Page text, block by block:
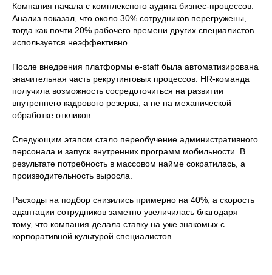
Компания начала с комплексного аудита бизнес-процессов.
Анализ показал, что около 30% сотрудников перегружены,
тогда как почти 20% рабочего времени других специалистов
используется неэффективно.
После внедрения платформы e-staff была автоматизирована
значительная часть рекрутинговых процессов. HR-команда
получила возможность сосредоточиться на развитии
внутреннего кадрового резерва, а не на механической
обработке откликов.
Следующим этапом стало переобучение административного
персонала и запуск внутренних программ мобильности. В
результате потребность в массовом найме сократилась, а
производительность выросла.
Расходы на подбор снизились примерно на 40%, а скорость
адаптации сотрудников заметно увеличилась благодаря
тому, что компания делала ставку на уже знакомых с
корпоративной культурой специалистов.